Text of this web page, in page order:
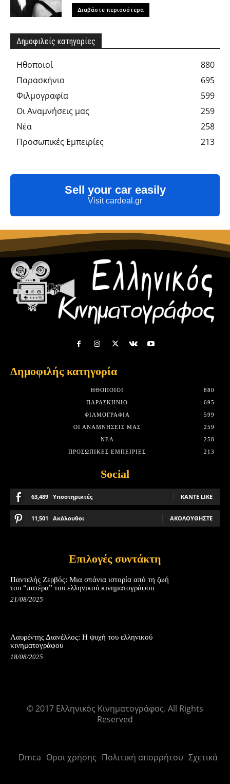
Διαβάστε περισσότερα
Δημοφιλείς κατηγορίες
Hθοποιοί
880
Παρασκήνιο
695
Φιλμογραφία
599
Οι Αναμνήσεις μας
259
Νέα
258
Προσωπικές Εμπειρίες
213
Sell your car easily
Visit cardeal.gr
Δημοφιλής κατηγορία
HΘΟΠΟΙΟΊ
880
ΠΑΡΑΣΚΉΝΙΟ
695
ΦΙΛΜΟΓΡΑΦΊΑ
599
ΟΙ ΑΝΑΜΝΉΣΕΙΣ ΜΑΣ
259
ΝΈΑ
258
ΠΡΟΣΩΠΙΚΈΣ ΕΜΠΕΙΡΊΕΣ
213
Social
63,489 Υποστηρικτές ΚΆΝΤΕ LIKE
11,501 Ακόλουθοι ΑΚΟΛΟΥΘΉΣΤΕ
Επιλογές συντάκτη
Παντελής Ζερβός: Μια σπάνια ιστορία από τη ζωή
του “πατέρα” του ελληνικού κινηματογράφου
21/08/2025
Λαυρέντης Διανέλλος: Η ψυχή του ελληνικού
κινηματογράφου
18/08/2025
© 2017 Ελληνικός Κινηματογράφος. All Rights
Reserved
Dmca Οροι χρήσης Πολιτική απορρήτου Σχετικά